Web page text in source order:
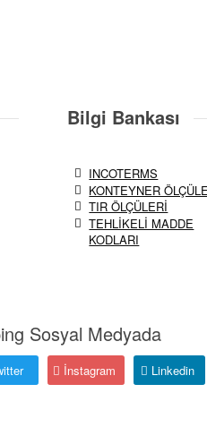
Bilgi Bankası
INCOTERMS
KONTEYNER
TIR ÖLÇÜLERİ
TEHLİKELİ MADDE
KODLARI
Sosyal Medyada
İnstagram Linkedin